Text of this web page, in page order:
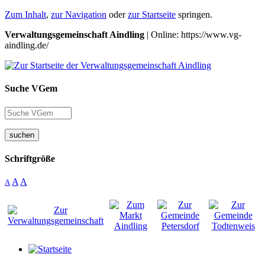
Zum Inhalt, zur Navigation oderzur Startseite springen.
Verwaltungsgemeinschaft Aindling | Online: https://www.vg-
aindling.de/
Suche VGem
suchen
Schriftgröße
A A A